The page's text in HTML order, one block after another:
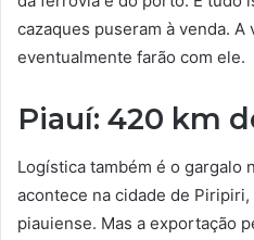
cazaques puseram à venda.
eventualmente farão com ele.
Piauí: 420 km
Logística também é o gargalo
acontece na cidade de
piauiense. Mas a exportação